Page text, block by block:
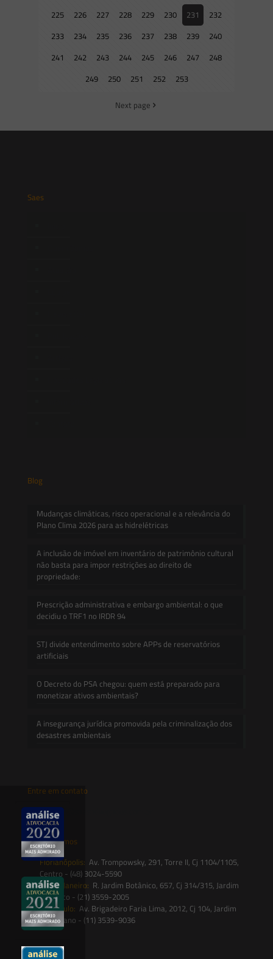
225
226 227 228 229 230 231
232
233
234 235 236 237 238 239
240
241
242 243 244 245 246 247
248
249
250 251 252 253
Next page
Saes
Blog
Mudanças climáticas, risco operacional e a relevância do
Plano Clima 2026 para as hidrelétricas
A inclusão de imóvel em inventário de patrimônio cultural
não basta para impor restrições ao direito de
propriedade:
Prescrição administrativa e embargo ambiental: o que
decidiu o TRF1 no IRDR 94
STJ divide entendimento sobre APPs de reservatórios
artificiais
O Decreto do PSA chegou: quem está preparado para
monetizar ativos ambientais?
A insegurança jurídica promovida pela criminalização dos
desastres ambientais
Entre em contato
contato@saesadvogados.com.br
Onde estamos
Florianópolis: Av. Trompowsky, 291, Torre II, Cj 1104/1105,
Centro - (48) 3024-5590
Rio de Janeiro: R. Jardim Botânico, 657, Cj 314/315, Jardim
Botânico - (21) 3559-2005
São Paulo: Av. Brigadeiro Faria Lima, 2012, Cj 104, Jardim
Paulistano - (11) 3539-9036
Siga-nos